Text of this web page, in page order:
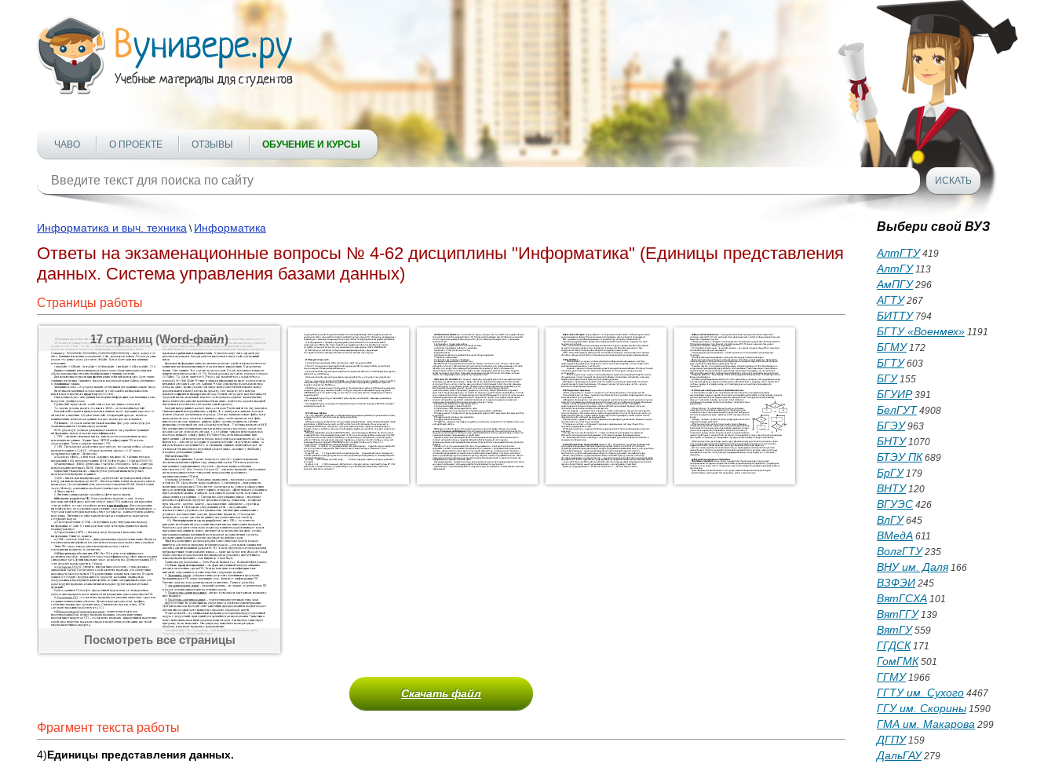
ЧАВО О ПРОЕКТЕ ОТЗЫВЫ ОБУЧЕНИЕ И КУРСЫ
Информатика и выч. техника \ Информатика
Ответы на экзаменационные вопросы № 4-62 дисциплины "Информатика" (Единицы представления
данных. Система управления базами данных)
Страницы работы
17 страниц (Word-файл)
Посмотреть все страницы
Скачать файл
Фрагмент текста работы
4)Единицы представления данных.
Выбери свой ВУЗ
АлтГТУ419
АлтГУ113
АмПГУ296
АГТУ267
БИТТУ794
БГТУ «Военмех» 1191
БГМУ172
БГТУ603
БГУ155
БГУИР391
БелГУТ 4908
БГЭУ963
БНТУ1070
БТЭУ ПК 689
БрГУ179
ВНТУ120
ВГУЭС 426
ВлГУ645
ВМедА 611
ВолгГТУ235
ВНУ им. Даля166
ВЗФЭИ 245
ВятГСХА 101
ВятГГУ139
ВятГУ559
ГГДСК 171
ГомГМК 501
ГГМУ1966
ГГТУ им. Сухого 4467
ГГУ им. Скорины 1590
ГМА им. Макарова 299
ДГПУ159
ДальГАУ279